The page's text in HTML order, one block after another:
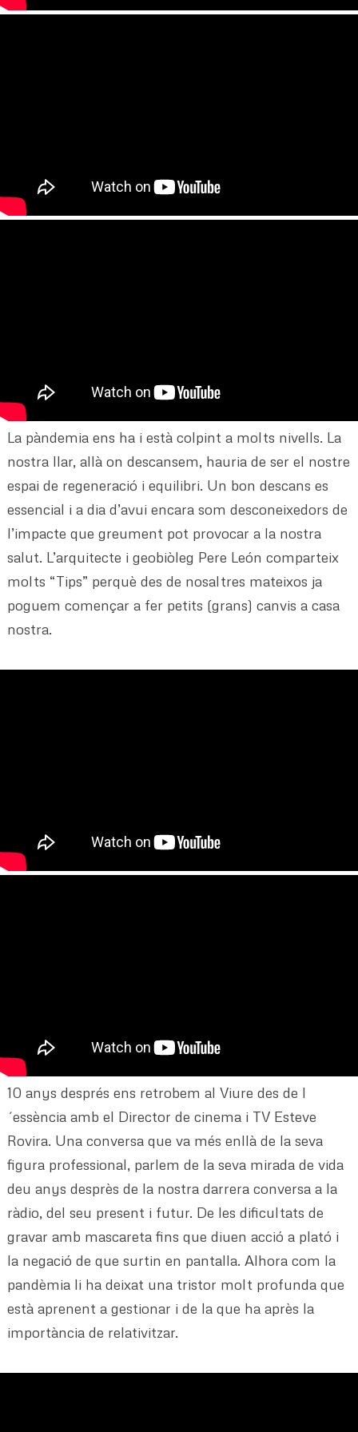
La pàndemia ens ha i està colpint a molts nivells. La
nostra llar, allà on descansem, hauria de ser el nostre
espai de regeneració i equilibri. Un bon descans es
essencial i a dia d’avui encara som desconeixedors de
l’impacte que greument pot provocar a la nostra
salut. L’arquitecte i geobiòleg Pere León comparteix
molts “Tips” perquè des de nosaltres mateixos ja
poguem començar a fer petits (grans) canvis a casa
nostra.
10 anys després ens retrobem al Viure des de l
´essència amb el Director de cinema i TV Esteve
Rovira. Una conversa que va més enllà de la seva
figura professional, parlem de la seva mirada de vida
deu anys desprès de la nostra darrera conversa a la
ràdio, del seu present i futur. De les dificultats de
gravar amb mascareta fins que diuen acció a plató i
la negació de que surtin en pantalla. Alhora com la
pandèmia li ha deixat una tristor molt profunda que
està aprenent a gestionar i de la que ha après la
importància de relativitzar.